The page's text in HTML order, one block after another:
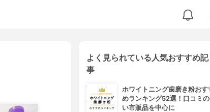
よく見られている人気おすすめ記
事
ホワイトニング歯磨き粉おす
めランキング52選！口コミ
い市販品を中心に